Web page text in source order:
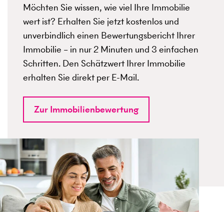
Möchten Sie wissen, wie viel Ihre Immobilie
wert ist? Erhalten Sie jetzt kostenlos und
unverbindlich einen Bewertungsbericht Ihrer
Immobilie – in nur 2 Minuten und 3 einfachen
Schritten. Den Schätzwert Ihrer Immobilie
erhalten Sie direkt per E-Mail.
Zur Immobilienbewertung